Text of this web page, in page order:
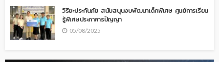
วิริยะประกันภัย สนับสนุนงบพัฒนาเด็กพิเศษ ศูนย์การเรียน
รู้พิเศษประภาคารปัญญา
05/08/2025